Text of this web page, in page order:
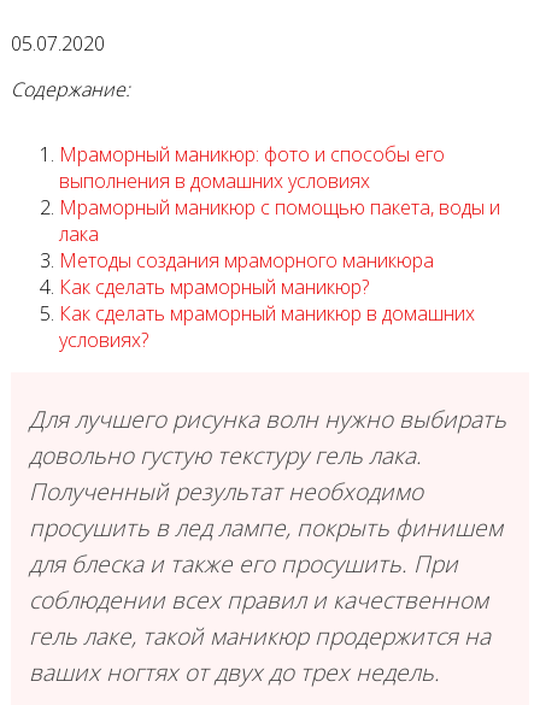
05.07.2020
Содержание:
Мраморный маникюр: фото и способы его
выполнения в домашних условиях
Мраморный маникюр с помощью пакета, воды и
лака
Методы создания мраморного маникюра
Как сделать мраморный маникюр?
Как сделать мраморный маникюр в домашних
условиях?
Для лучшего рисунка волн нужно выбирать
довольно густую текстуру гель лака.
Полученный результат необходимо
просушить в лед лампе, покрыть финишем
для блеска и также его просушить. При
соблюдении всех правил и качественном
гель лаке, такой маникюр продержится на
ваших ногтях от двух до трех недель.